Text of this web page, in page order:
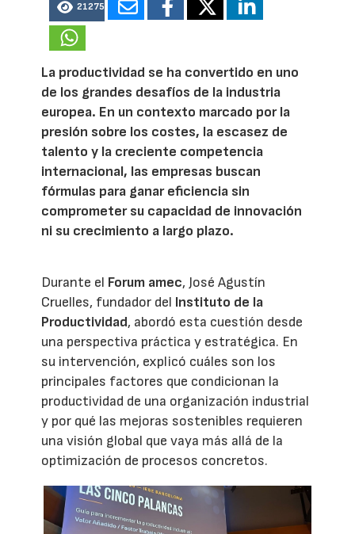
21275
La productividad se ha convertido en uno
de los grandes desafíos de la industria
europea. En un contexto marcado por la
presión sobre los costes, la escasez de
talento y la creciente competencia
internacional, las empresas buscan
fórmulas para ganar eficiencia sin
comprometer su capacidad de innovación
ni su crecimiento a largo plazo.
Durante el Forum amec, José Agustín
Cruelles, fundador del Instituto de la
Productividad, abordó esta cuestión desde
una perspectiva práctica y estratégica. En
su intervención, explicó cuáles son los
principales factores que condicionan la
productividad de una organización industrial
y por qué las mejoras sostenibles requieren
una visión global que vaya más allá de la
optimización de procesos concretos.